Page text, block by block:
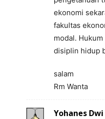
ekonomi
fakultas
modal.
disiplin hidup
salam
Rm Wanta
Yohanes